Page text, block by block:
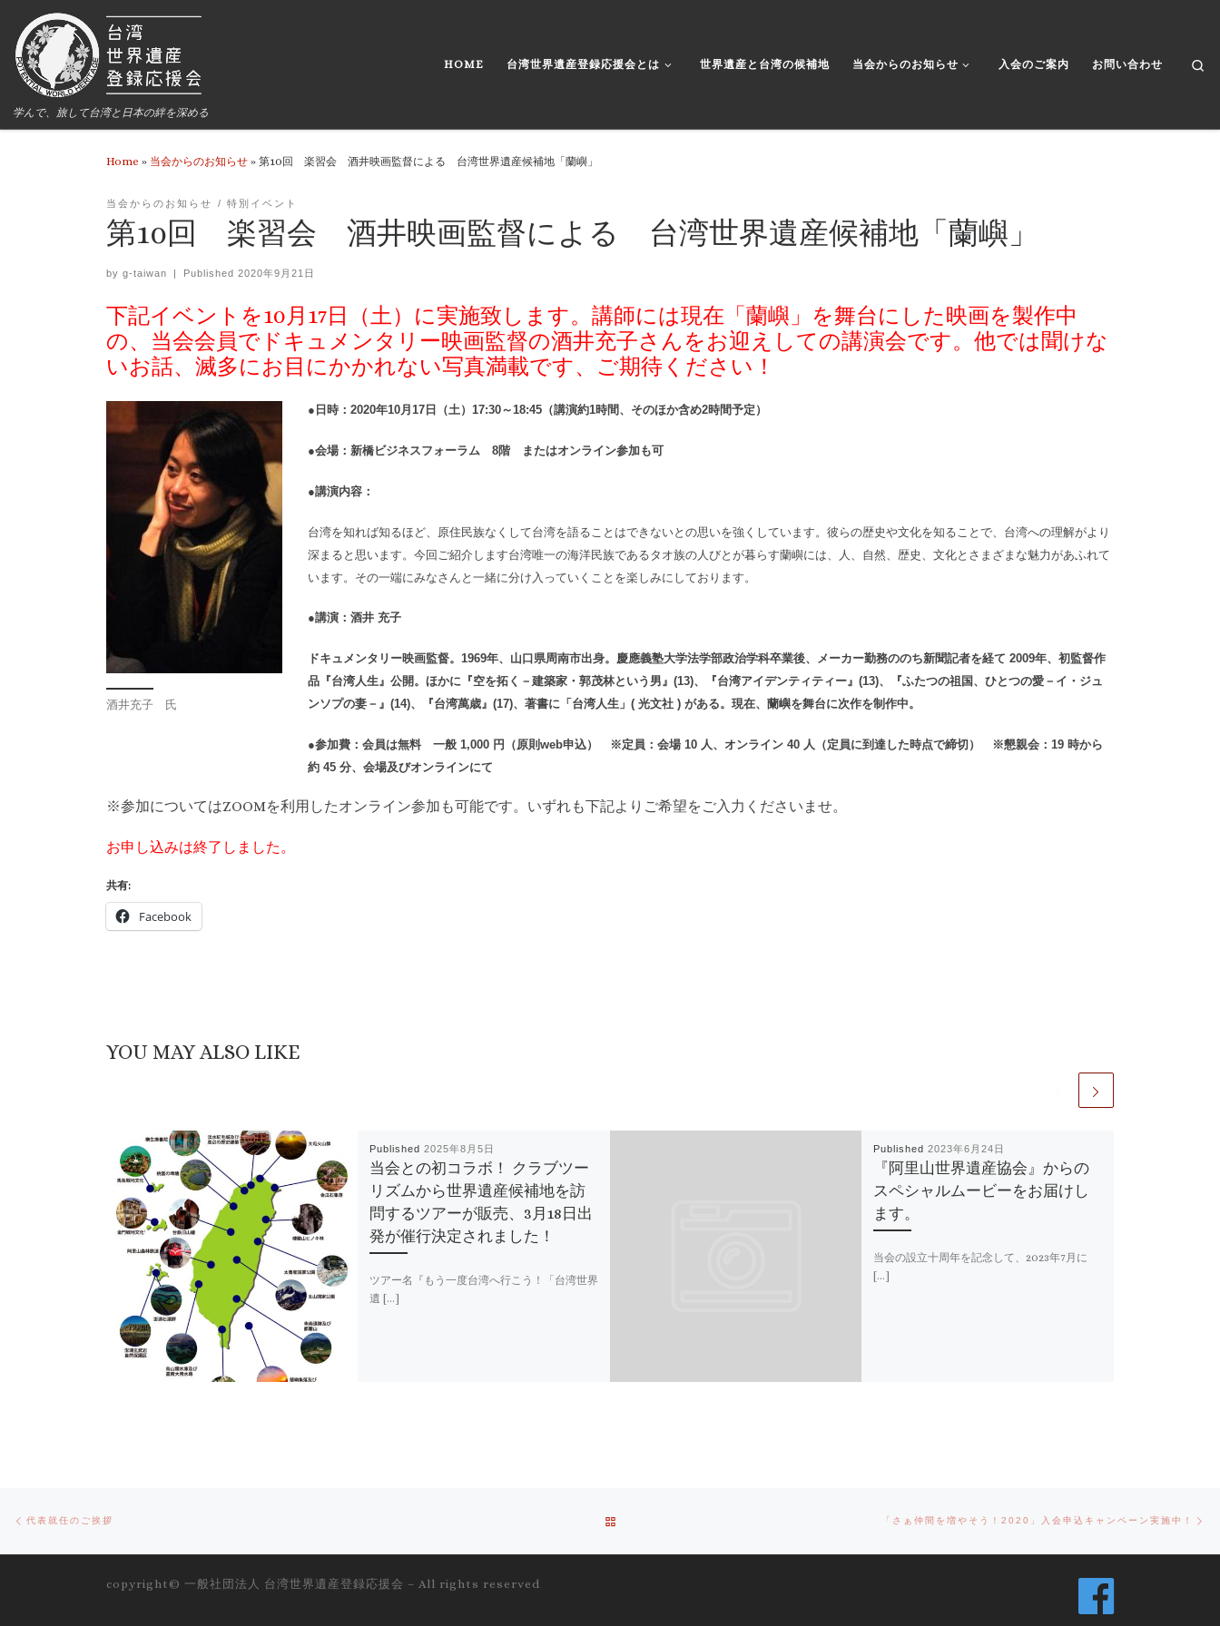
学んで、旅して台湾と日本の絆を深める
HOME 台湾世界遺産登録応援会とは 世界遺産と台湾の候補地 当会からのお知らせ 入会のご案内 お問い合わせ
Home » 当会からのお知らせ » 第10回 楽習会 酒井映画監督による 台湾世界遺産候補地「蘭嶼」
当会からのお知らせ 特別イベント
第10回 楽習会 酒井映画監督による 台湾世界遺産候補地「蘭嶼」
by g-taiwan | Published 2020年9月21日
下記イベントを10月17日（土）に実施致します。講師には現在「蘭嶼」を舞台にした映画を製作中
の、当会会員でドキュメンタリー映画監督の酒井充子さんをお迎えしての講演会です。他では聞けな
いお話、滅多にお目にかかれない写真満載です、ご期待ください！
酒井充子 氏
●日時：2020年10月17日（土）17:30～18:45（講演約1時間、そのほか含め2時間予定）
●会場：新橋ビジネスフォーラム 8階 またはオンライン参加も可
●講演内容：
台湾を知れば知るほど、原住民族なくして台湾を語ることはできないとの思いを強くしています。彼らの歴史や文化を知ることで、台湾への理解がより
深まると思います。今回ご紹介します台湾唯一の海洋民族であるタオ族の人びとが暮らす蘭嶼には、人、自然、歴史、文化とさまざまな魅力があふれて
います。その一端にみなさんと一緒に分け入っていくことを楽しみにしております。
●講演：酒井 充子
ドキュメンタリー映画監督。1969年、山口県周南市出身。慶應義塾大学法学部政治学科卒業後、メーカー勤務ののち新聞記者を経て 2009年、初監督作
品『台湾人生』公開。ほかに『空を拓く－建築家・郭茂林という男』(13)、『台湾アイデンティティー』(13)、『ふたつの祖国、ひとつの愛－イ・ジュ
ンソプの妻－』(14)、『台湾萬歳』(17)、著書に「台湾人生」( 光文社 ) がある。現在、蘭嶼を舞台に次作を制作中。
●参加費：会員は無料 一般 1,000 円（原則web申込） ※定員：会場 10 人、オンライン 40 人（定員に到達した時点で締切） ※懇親会：19 時から
約 45 分、会場及びオンラインにて
※参加についてはZOOMを利用したオンライン参加も可能です。いずれも下記よりご希望をご入力くださいませ。
お申し込みは終了しました。
共有:
Facebook
YOU MAY ALSO LIKE
Published 2025年8月5日
当会との初コラボ！ クラブツー
リズムから世界遺産候補地を訪
問するツアーが販売、3月18日出
発が催行決定されました！
ツアー名『もう一度台湾へ行こう！「台湾世界
遺 […]
Published 2023年6月24日
『阿里山世界遺産協会』からの
スペシャルムービーをお届けし
ます。
当会の設立十周年を記念して、2023年7月に
[…]
Post
navigation
代表就任のご挨拶
TO
「さぁ仲間を増やそう！2020」入会申込キャンペーン実施中！
copyright© 一般社団法人 台湾世界遺産登録応援会 – All rights reserved